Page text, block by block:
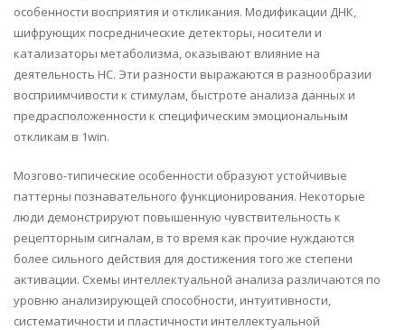
особенности восприятия и откликания. Модификации ДНК,
шифрующих посреднические детекторы, носители и
катализаторы метаболизма, оказывают влияние на
деятельность НС. Эти разности выражаются в разнообразии
восприимчивости к стимулам, быстроте анализа данных и
предрасположенности к специфическим эмоциональным
откликам в 1win.
Мозгово-типические особенности образуют устойчивые
паттерны познавательного функционирования. Некоторые
люди демонстрируют повышенную чувствительность к
рецепторным сигналам, в то время как прочие нуждаются
более сильного действия для достижения того же степени
активации. Схемы интеллектуальной анализа различаются по
уровню анализирующей способности, интуитивности,
систематичности и пластичности интеллектуальной